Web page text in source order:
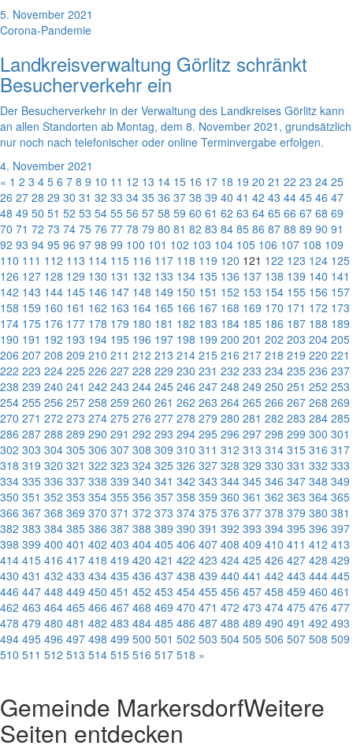
5. November 2021
Corona-Pandemie
Landkreisverwaltung Görlitz schränkt
Besucherverkehr ein
Der Besucherverkehr in der Verwaltung des Landkreises Görlitz kann
an allen Standorten ab Montag, dem 8. November 2021, grundsätzlich
nur noch nach telefonischer oder online Terminvergabe erfolgen.
4. November 2021
« 1 2 3 4 5 6 7 8 9 10 11 12 13 14 15 16 17 18 19 20 21 22 23 24 25
26 27 28 29 30 31 32 33 34 35 36 37 38 39 40 41 42 43 44 45 46 47
48 49 50 51 52 53 54 55 56 57 58 59 60 61 62 63 64 65 66 67 68 69
70 71 72 73 74 75 76 77 78 79 80 81 82 83 84 85 86 87 88 89 90 91
92 93 94 95 96 97 98 99 100 101 102 103 104 105 106 107 108 109
110 111 112 113 114 115 116 117 118 119 120 121 122 123 124 125
126 127 128 129 130 131 132 133 134 135 136 137 138 139 140 141
142 143 144 145 146 147 148 149 150 151 152 153 154 155 156 157
158 159 160 161 162 163 164 165 166 167 168 169 170 171 172 173
174 175 176 177 178 179 180 181 182 183 184 185 186 187 188 189
190 191 192 193 194 195 196 197 198 199 200 201 202 203 204 205
206 207 208 209 210 211 212 213 214 215 216 217 218 219 220 221
222 223 224 225 226 227 228 229 230 231 232 233 234 235 236 237
238 239 240 241 242 243 244 245 246 247 248 249 250 251 252 253
254 255 256 257 258 259 260 261 262 263 264 265 266 267 268 269
270 271 272 273 274 275 276 277 278 279 280 281 282 283 284 285
286 287 288 289 290 291 292 293 294 295 296 297 298 299 300 301
302 303 304 305 306 307 308 309 310 311 312 313 314 315 316 317
318 319 320 321 322 323 324 325 326 327 328 329 330 331 332 333
334 335 336 337 338 339 340 341 342 343 344 345 346 347 348 349
350 351 352 353 354 355 356 357 358 359 360 361 362 363 364 365
366 367 368 369 370 371 372 373 374 375 376 377 378 379 380 381
382 383 384 385 386 387 388 389 390 391 392 393 394 395 396 397
398 399 400 401 402 403 404 405 406 407 408 409 410 411 412 413
414 415 416 417 418 419 420 421 422 423 424 425 426 427 428 429
430 431 432 433 434 435 436 437 438 439 440 441 442 443 444 445
446 447 448 449 450 451 452 453 454 455 456 457 458 459 460 461
462 463 464 465 466 467 468 469 470 471 472 473 474 475 476 477
478 479 480 481 482 483 484 485 486 487 488 489 490 491 492 493
494 495 496 497 498 499 500 501 502 503 504 505 506 507 508 509
510 511 512 513 514 515 516 517 518 »
Gemeinde MarkersdorfWeitere
Seiten entdecken